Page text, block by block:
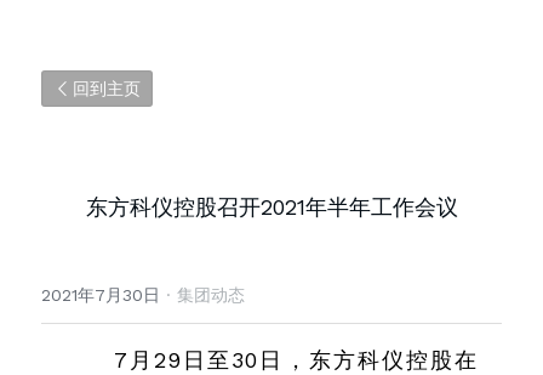
回到主页
东方科仪控股召开2021年半年工作会议
2021年7月30日 · 集团动态
7月29日至30日，东方科仪控股在